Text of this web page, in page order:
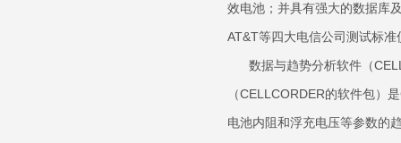
效电池；并具有强大的数据库
AT&T等四大电信公司
数据与趋势分析软件（
（CELLCORDER的软件包）
电池内阻和浮充电压